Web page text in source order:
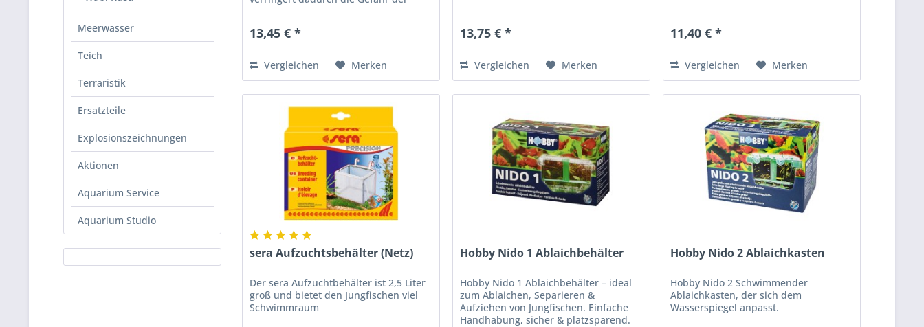
Meerwasser
Teich
Terraristik
Ersatzteile
Explosionszeichnungen
Aktionen
Aquarium Service
Aquarium Studio
13,45 € *
Vergleichen Merken
13,75 € *
Vergleichen Merken
11,40 € *
Vergleichen Merken
sera Aufzuchtsbehälter (Netz)
Der sera Aufzuchtbehälter ist 2,5 Liter
groß und bietet den Jungfischen viel
Schwimmraum
Hobby Nido 1 Ablaichbehälter
Hobby Nido 1 Ablaichbehälter – ideal
zum Ablaichen, Separieren &
Aufziehen von Jungfischen. Einfache
Handhabung, sicher & platzsparend.
Hobby Nido 2 Ablaichkasten
Hobby Nido 2 Schwimmender
Ablaichkasten, der sich dem
Wasserspiegel anpasst.